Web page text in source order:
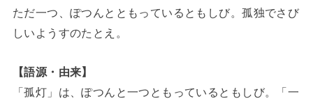
ただ一つ、ぽつんとともっているともしび。孤独でさび
しいようすのたとえ。
【語源・由来】
「孤灯」は、ぽつんと一つともっているともしび。「一